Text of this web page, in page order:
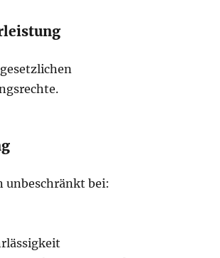
unbeschränkt bei: